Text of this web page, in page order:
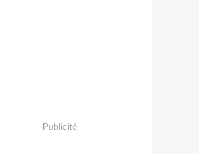
Publicité